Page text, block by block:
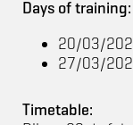
Days of training:
20/03/
27/03/
Timetable: